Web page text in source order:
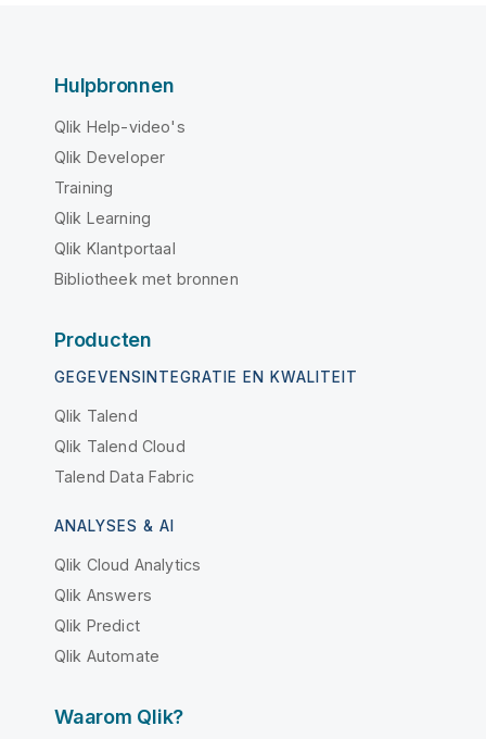
Hulpbronnen
Qlik Help-video's
Qlik Developer
Training
Qlik Learning
Qlik Klantportaal
Bibliotheek met bronnen
Producten
GEGEVENSINTEGRATIE EN KWALITEIT
Qlik Talend
Qlik Talend Cloud
Talend Data Fabric
ANALYSES & AI
Qlik Cloud Analytics
Qlik Answers
Qlik Predict
Qlik Automate
Waarom Qlik?